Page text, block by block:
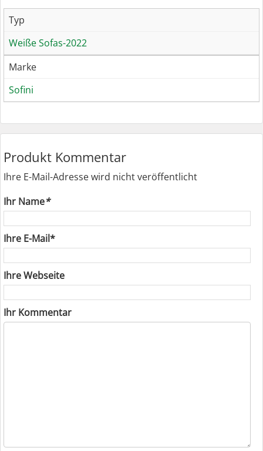
Typ
Weiße Sofas-2022
Marke
Sofini
Produkt Kommentar
Ihre E-Mail-Adresse wird nicht veröffentlicht
Ihr Name*
Ihre E-Mail*
Ihre Webseite
Ihr Kommentar